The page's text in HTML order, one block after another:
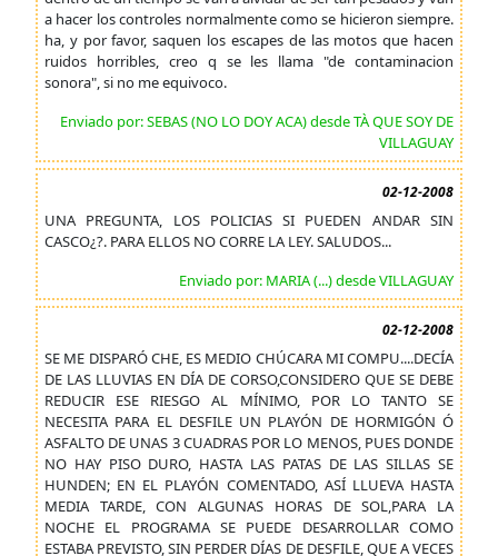
a hacer los controles normalmente como se hicieron siempre.
ha, y por favor, saquen los escapes de las motos que hacen
ruidos horribles, creo q se les llama "de contaminacion
sonora", si no me equivoco.
Enviado por: SEBAS (NO LO DOY ACA) desde TÀ QUE SOY DE
VILLAGUAY
02-12-2008
UNA PREGUNTA, LOS POLICIAS SI PUEDEN ANDAR SIN
CASCO¿?. PARA ELLOS NO CORRE LA LEY. SALUDOS...
Enviado por: MARIA (...) desde VILLAGUAY
02-12-2008
SE ME DISPARÓ CHE, ES MEDIO CHÚCARA MI COMPU....DECÍA
DE LAS LLUVIAS EN DÍA DE CORSO,CONSIDERO QUE SE DEBE
REDUCIR ESE RIESGO AL MÍNIMO, POR LO TANTO SE
NECESITA PARA EL DESFILE UN PLAYÓN DE HORMIGÓN Ó
ASFALTO DE UNAS 3 CUADRAS POR LO MENOS, PUES DONDE
NO HAY PISO DURO, HASTA LAS PATAS DE LAS SILLAS SE
HUNDEN; EN EL PLAYÓN COMENTADO, ASÍ LLUEVA HASTA
MEDIA TARDE, CON ALGUNAS HORAS DE SOL,PARA LA
NOCHE EL PROGRAMA SE PUEDE DESARROLLAR COMO
ESTABA PREVISTO, SIN PERDER DÍAS DE DESFILE, QUE A VECES